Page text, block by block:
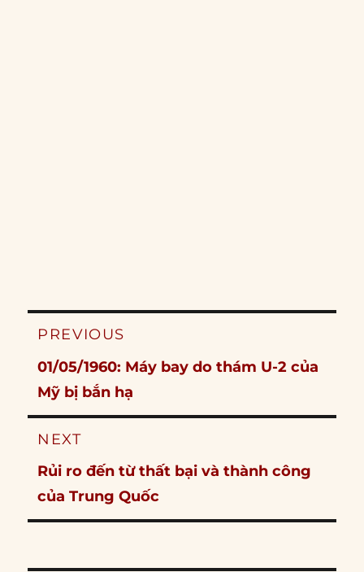
Post
PREVIOUS
Previous
post:
01/05/1960: Máy bay do thám U-2 của
Mỹ bị bắn hạ
NEXT
Next
post:
Rủi ro đến từ thất bại và thành công
của Trung Quốc